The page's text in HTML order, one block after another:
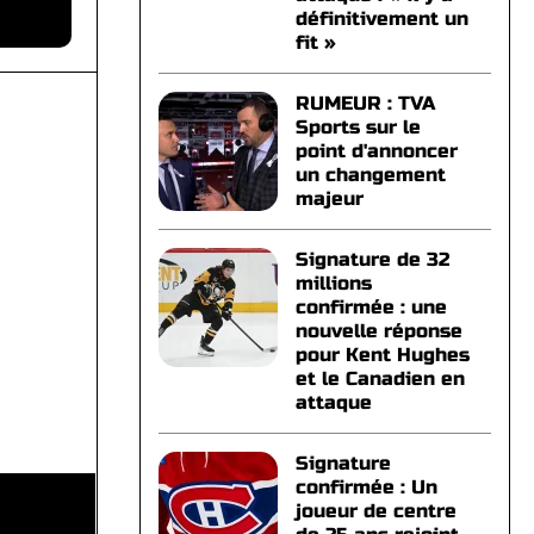
définitivement un
fit »
RUMEUR : TVA
Sports sur le
point d'annoncer
un changement
majeur
Signature de 32
millions
confirmée : une
nouvelle réponse
pour Kent Hughes
et le Canadien en
attaque
Signature
confirmée : Un
joueur de centre